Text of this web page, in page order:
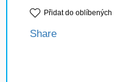
Přidat do oblíbených
Share